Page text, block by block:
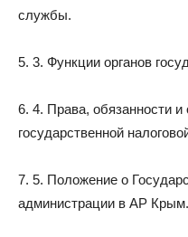
службы.
5. 3. Функции органов
6. 4. Права, обязанности и
государственной
7. 5. Положение о
администрации в АР Крым.